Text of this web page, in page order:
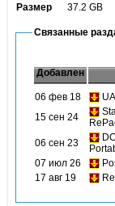
Размер
37.2 GB
Связанные
Добавлен
06 фев 18
15 сен 24
06 сен 23
07 июл 26
17 авг 19